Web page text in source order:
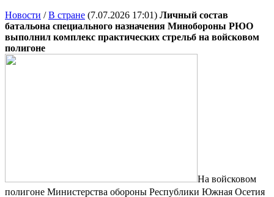
Новости /В стране (7.07.2026 17:01) Личный состав
батальона специального назначения Минобороны РЮО
выполнил комплекс практических стрельб на войсковом
полигоне
На войсковом
полигоне Министерства обороны Республики Южная Осетия